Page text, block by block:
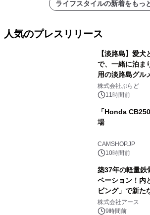
ライフスタイルの新着をもっ
人気のプレスリリース
【淡路島】愛
で、一緒に泊ま
用の淡路島グル
プール グランピ
スの2施設で
株式会社ぷらど
11時間前
「Honda
場
CAMSHOP.JP
10時間前
築37年の軽量鉄
ベーション！内
ビング」で新た
事例を株式会社
株式会社アース
9時間前